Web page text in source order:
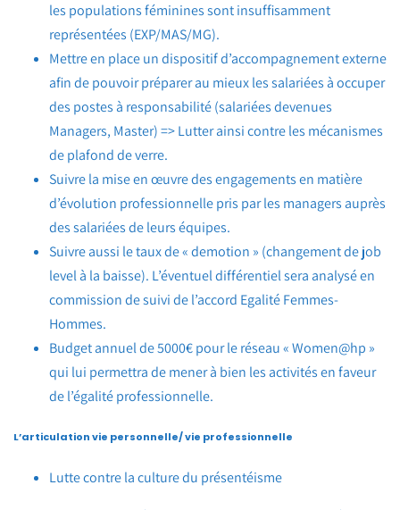
les populations féminines sont insuffisamment
représentées (EXP/MAS/MG).
Mettre en place un dispositif d’accompagnement externe
afin de pouvoir préparer au mieux les salariées à occuper
des postes à responsabilité (salariées devenues
Managers, Master) => Lutter ainsi contre les mécanismes
de plafond de verre.
Suivre la mise en œuvre des engagements en matière
d’évolution professionnelle pris par les managers auprès
des salariées de leurs équipes.
Suivre aussi le taux de « demotion » (changement de job
level à la baisse). L’éventuel différentiel sera analysé en
commission de suivi de l’accord Egalité Femmes-
Hommes.
Budget annuel de 5000€ pour le réseau « Women@hp »
qui lui permettra de mener à bien les activités en faveur
de l’égalité professionnelle.
L’articulation vie personnelle/ vie professionnelle
Lutte contre la culture du présentéisme